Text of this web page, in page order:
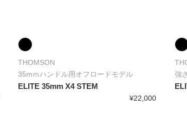
THOMSON
35mｍハンドル用オフロードモデル
ELITE 35mm X4 STEM
¥22,000
強